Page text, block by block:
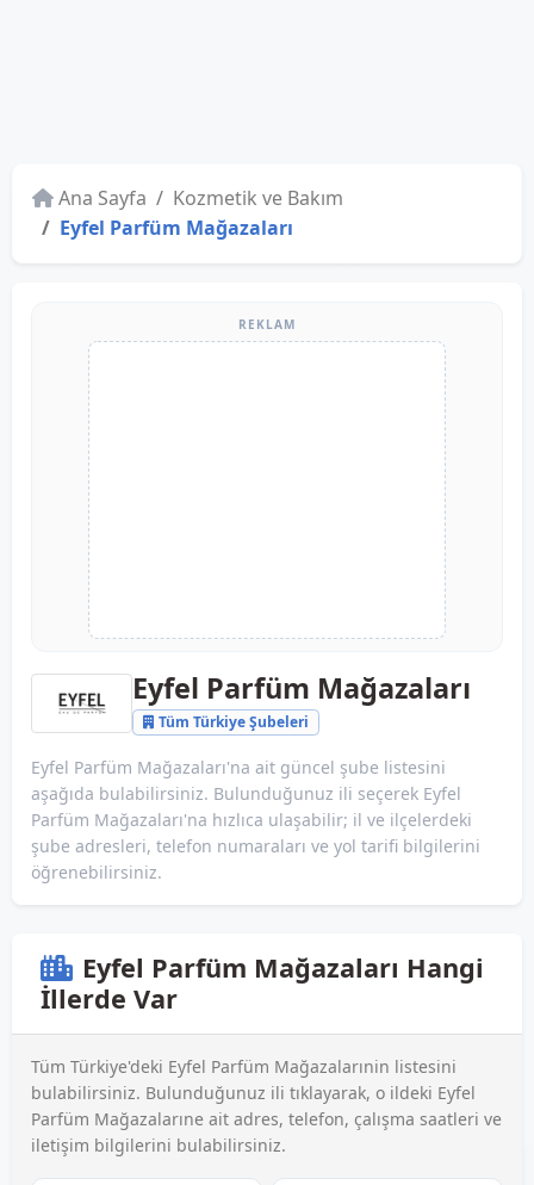
Ana Sayfa
Kozmetik ve Bakım
Eyfel Parfüm Mağazaları
REKLAM
Eyfel Parfüm Mağazaları
Tüm Türkiye Şubeleri
Eyfel Parfüm Mağazaları'na ait güncel şube listesini
aşağıda bulabilirsiniz. Bulunduğunuz ili seçerek Eyfel
Parfüm Mağazaları'na hızlıca ulaşabilir; il ve ilçelerdeki
şube adresleri, telefon numaraları ve yol tarifi bilgilerini
öğrenebilirsiniz.
Eyfel Parfüm Mağazaları Hangi
İllerde Var
Tüm Türkiye'deki Eyfel Parfüm Mağazalarınin listesini
bulabilirsiniz. Bulunduğunuz ili tıklayarak, o ildeki Eyfel
Parfüm Mağazalarıne ait adres, telefon, çalışma saatleri ve
iletişim bilgilerini bulabilirsiniz.